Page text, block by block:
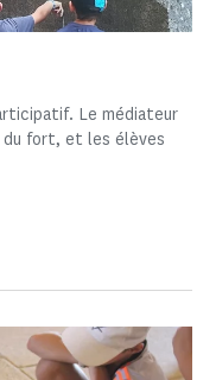
Le médiateur
du fort, et les élèves